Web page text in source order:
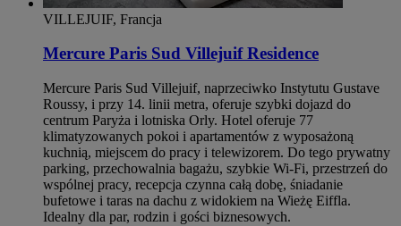
VILLEJUIF, Francja
Mercure Paris Sud Villejuif Residence
Mercure Paris Sud Villejuif, naprzeciwko Instytutu Gustave
Roussy, i przy 14. linii metra, oferuje szybki dojazd do
centrum Paryża i lotniska Orly. Hotel oferuje 77
klimatyzowanych pokoi i apartamentów z wyposażoną
kuchnią, miejscem do pracy i telewizorem. Do tego prywatny
parking, przechowalnia bagażu, szybkie Wi‑Fi, przestrzeń do
wspólnej pracy, recepcja czynna całą dobę, śniadanie
bufetowe i taras na dachu z widokiem na Wieżę Eiffla.
Idealny dla par, rodzin i gości biznesowych.